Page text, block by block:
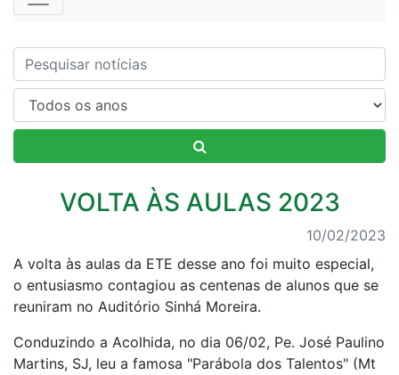
Nome
VOLTA ÀS AULAS 2023
10/02/2023
A volta às aulas da ETE desse ano foi muito especial,
o entusiasmo contagiou as centenas de alunos que se
reuniram no Auditório Sinhá Moreira.
Conduzindo a Acolhida, no dia 06/02, Pe. José Paulino
Martins, SJ, leu a famosa "Parábola dos Talentos" (Mt